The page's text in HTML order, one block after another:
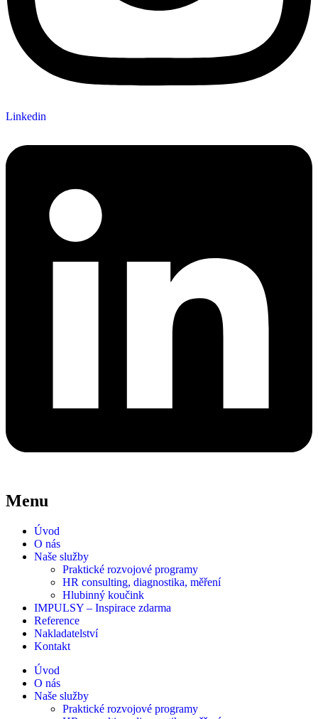
Linkedin
Menu
Úvod
O nás
Naše služby
Praktické rozvojové programy
HR consulting, diagnostika, měření
Hlubinný koučink
IMPULSY – Inspirace zdarma
Reference
Nakladatelství
Kontakt
Úvod
O nás
Naše služby
Praktické rozvojové programy